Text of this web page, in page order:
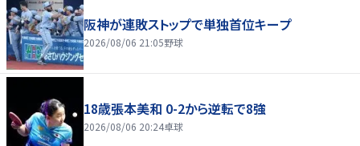
阪神が連敗ストップで単独首位キープ
2026/08/06 21:05野球
18歳張本美和 0-2から逆転で8強
2026/08/06 20:24卓球